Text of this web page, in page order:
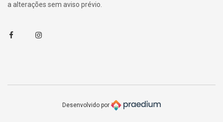
a alterações sem aviso prévio.
FacebookInstagram
Desenvolvido por